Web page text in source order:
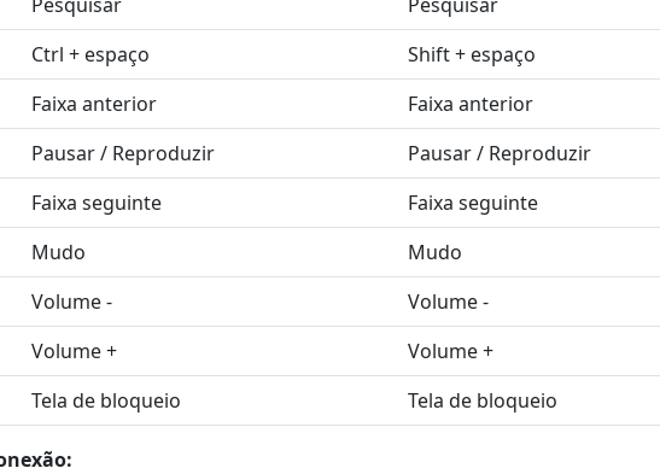
Ctrl + espaço Shift + espaço
Faixa anterior Faixa anterior
Pausar / Reproduzir Pausar / Reproduzir
Faixa seguinte Faixa seguinte
Mudo Mudo
Volume - Volume -
Volume + Volume +
Tela de bloqueio Tela de bloqueio